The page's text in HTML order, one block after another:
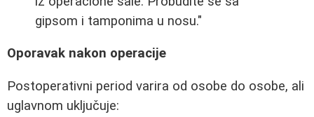
gipsom i tamponima u nosu."
Oporavak nakon operacije
Postoperativni period varira od osobe do osobe, ali
uglavnom uključuje: